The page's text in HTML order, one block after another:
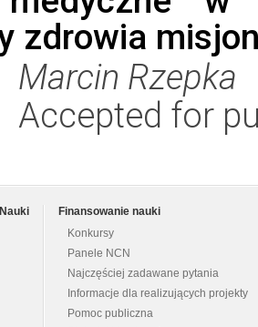
zdrowia
Marcin Rzepka
Accepted for
Finansowanie nauki
Konkursy
Panele NCN
Najczęściej zadawane pytania
Informacje dla realizujących projekty
Pomoc publiczna